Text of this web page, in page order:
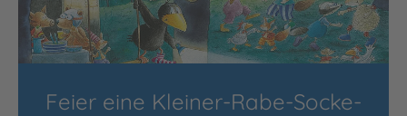
Feier eine Kleiner-Rabe-Socke-